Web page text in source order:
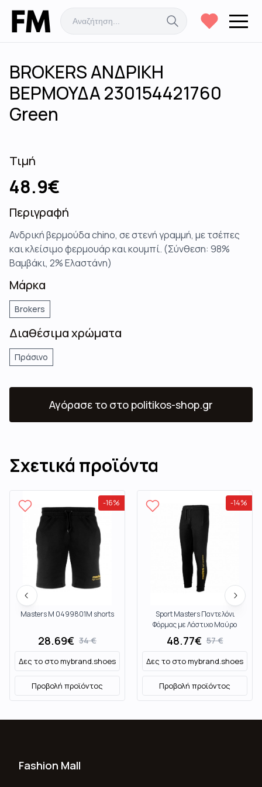
BROKERS ΑΝΔΡΙΚΗ
ΒΕΡΜΟΥΔΑ 230154421760
Green
Τιμή
48.9€
Περιγραφή
Ανδρική βερμούδα chino, σε στενή γραμμή, με τσέπες
και κλείσιμο φερμουάρ και κουμπί. (Σύνθεση: 98%
Βαμβάκι, 2% Ελαστάνη)
Μάρκα
Brokers
Διαθέσιμα χρώματα
Πράσινο
Αγόρασε το στο politikos-shop.gr
Σχετικά προϊόντα
-16%
Masters M 0499801M shorts
28.69€ 34€
Δες το στοmybrand.shoes
Προβολή προϊόντος
-14%
Sport Masters Παντελόνι
Φόρμας με Λάστιχο Μαύρο
061710M
48.77€ 57€
Δες το στοmybrand.shoes
Προβολή προϊόντος
Fashion Mall